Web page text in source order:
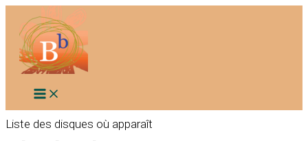
contenu
Liste des disques où apparaît